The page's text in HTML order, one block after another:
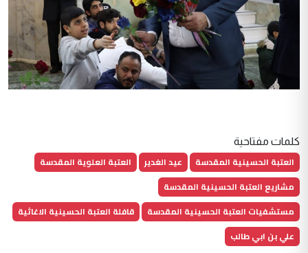
كلمات مفتاحية
العتبة الحسينية المقدسة عيد الغدير
العتبة العلوية المقدسة
مشاريع العتبة الحسينية المقدسة
مستشفيات العتبة الحسينية المقدسة
قافلة العتبة الحسينية الاغاثية
علي بن ابي طالب